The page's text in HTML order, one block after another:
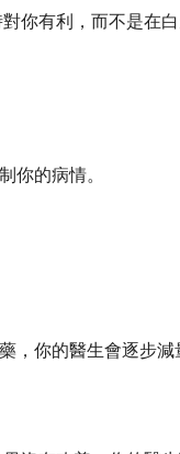
你有利，而不是在白
你的病情。
，你的醫生會逐步減